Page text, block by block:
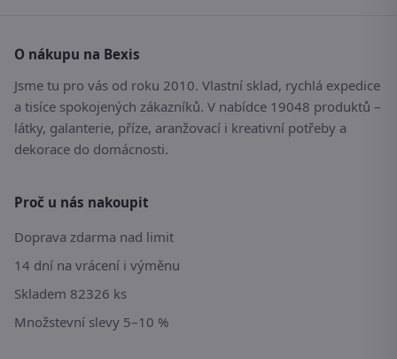
O nákupu na Bexis
Jsme tu pro vás od roku 2010. Vlastní sklad, rychlá expedice
a tisíce spokojených zákazníků. V nabídce 19048 produktů –
látky, galanterie, příze, aranžovací i kreativní potřeby a
dekorace do domácnosti.
Proč u nás nakoupit
Doprava zdarma nad limit
14 dní na vrácení i výměnu
Skladem 82326 ks
Množstevní slevy 5–10 %